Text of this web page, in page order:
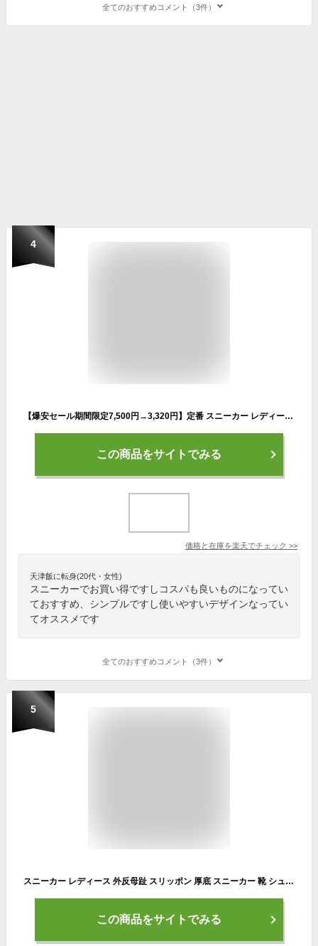
全てのおすすめコメント（3件）
4
【爆安セール期間限定7,500円→3,320円】定番 スニーカー レディース メンズ 男女兼用 人気 ウォーキングシューズ ランニングシューズ ジョギングシューズ スポーツシューズ しゅーず 運動靴 ダイエット 30代 おしゃれ かわいい 蒸れない 40代 軽量 滑り止 外反母趾 ジム
この商品をサイトでみる
価格と在庫を楽天でチェック >>
天津飯に転身(20代・女性)
スニーカーでお買い得ですしコスパも良いものになってい
ておすすめ、シンプルですし使いやすいデザインなってい
てオススメです
全てのおすすめコメント（3件）
5
スニーカー レディース 外反母趾 スリッポン 厚底 スニーカー 靴 シューズ 軽量 軽い コンフォートシューズ レディース スニーカー 痛くない 厚底スニーカー レディース ウォーキングシューズ 疲れない 歩きやすい
この商品をサイトでみる